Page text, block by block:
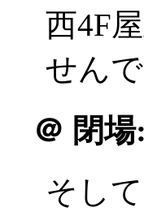
西4F
せん
＠ 閉場:
そし